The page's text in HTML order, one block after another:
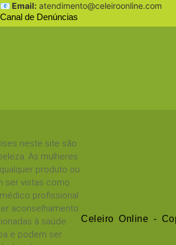
📧 Email: atendimento@celeiroonline.com
Canal de Denúncias
neste site são
As mulheres
produto ou
ser vistas como
profissional
aconselhamento
à saúde.
e podem ser
Celeiro Online -